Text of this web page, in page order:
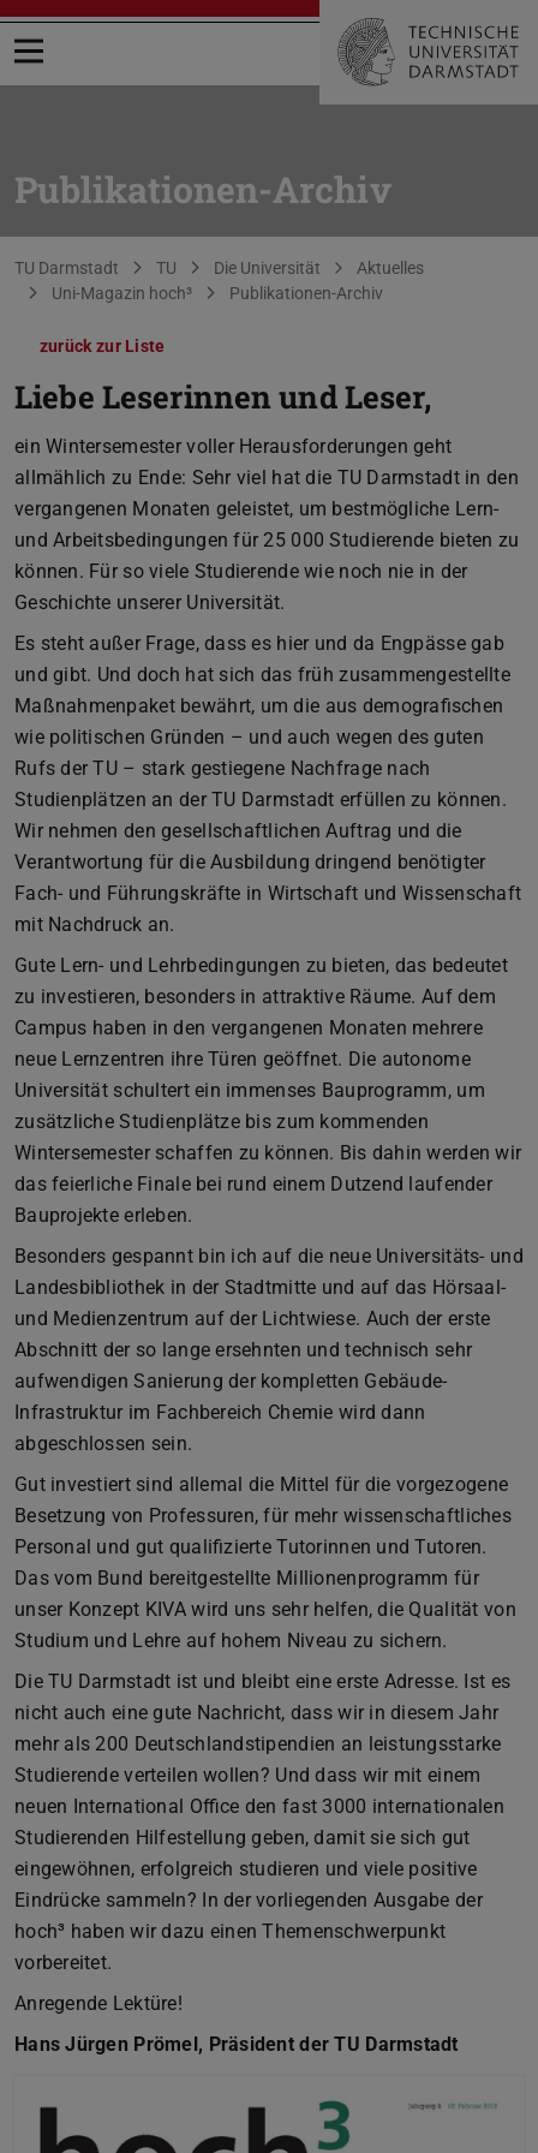
Menü öffnen
Publikationen-Archiv
Sie befinden sich hier:
TU Darmstadt TU Die Universität
Aktuelles
Uni-Magazin hoch³
Publikationen-Archiv
zurück zur Liste
hoch³ 1/2012
Liebe Leserinnen und Leser,
ein Wintersemester voller Herausforderungen geht
allmählich zu Ende: Sehr viel hat die TU Darmstadt in den
vergangenen Monaten geleistet, um bestmögliche Lern-
und Arbeitsbedingungen für 25 000 Studierende bieten zu
können. Für so viele Studierende wie noch nie in der
Geschichte unserer Universität.
Es steht außer Frage, dass es hier und da Engpässe gab
und gibt. Und doch hat sich das früh zusammengestellte
Maßnahmenpaket bewährt, um die aus demografischen
wie politischen Gründen – und auch wegen des guten
Rufs der TU – stark gestiegene Nachfrage nach
Studienplätzen an der TU Darmstadt erfüllen zu können.
Wir nehmen den gesellschaftlichen Auftrag und die
Verantwortung für die Ausbildung dringend benötigter
Fach- und Führungskräfte in Wirtschaft und Wissenschaft
mit Nachdruck an.
Gute Lern- und Lehrbedingungen zu bieten, das bedeutet
zu investieren, besonders in attraktive Räume. Auf dem
Campus haben in den vergangenen Monaten mehrere
neue Lernzentren ihre Türen geöffnet. Die autonome
Universität schultert ein immenses Bauprogramm, um
zusätzliche Studienplätze bis zum kommenden
Wintersemester schaffen zu können. Bis dahin werden wir
das feierliche Finale bei rund einem Dutzend laufender
Bauprojekte erleben.
Besonders gespannt bin ich auf die neue Universitäts- und
Landesbibliothek in der Stadtmitte und auf das Hörsaal-
und Medienzentrum auf der Lichtwiese. Auch der erste
Abschnitt der so lange ersehnten und technisch sehr
aufwendigen Sanierung der kompletten Gebäude-
Infrastruktur im Fachbereich Chemie wird dann
abgeschlossen sein.
Gut investiert sind allemal die Mittel für die vorgezogene
Besetzung von Professuren, für mehr wissenschaftliches
Personal und gut qualifizierte Tutorinnen und Tutoren.
Das vom Bund bereitgestellte Millionenprogramm für
unser Konzept KIVA wird uns sehr helfen, die Qualität von
Studium und Lehre auf hohem Niveau zu sichern.
Die TU Darmstadt ist und bleibt eine erste Adresse. Ist es
nicht auch eine gute Nachricht, dass wir in diesem Jahr
mehr als 200 Deutschlandstipendien an leistungsstarke
Studierende verteilen wollen? Und dass wir mit einem
neuen International Office den fast 3000 internationalen
Studierenden Hilfestellung geben, damit sie sich gut
eingewöhnen, erfolgreich studieren und viele positive
Eindrücke sammeln? In der vorliegenden Ausgabe der
hoch³ haben wir dazu einen Themenschwerpunkt
vorbereitet.
Anregende Lektüre!
Hans Jürgen Prömel, Präsident der TU Darmstadt